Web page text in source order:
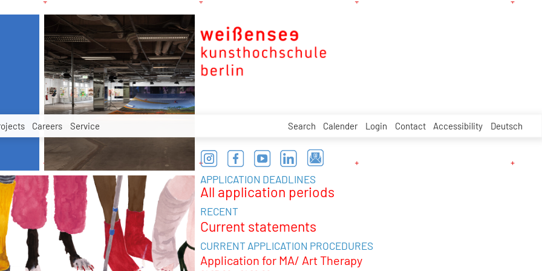
Careers Service Search Calender Login Contact Accessibility Deutsch
APPLICATION DEADLINES
All application periods
RECENT
Current statements
CURRENT APPLICATION PROCEDURES
Application for MA/ Art Therapy